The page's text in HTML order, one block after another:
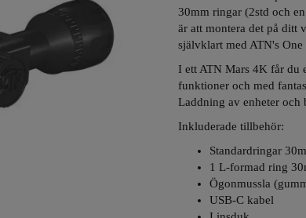
30mm ringar (2std och
är att montera det på ditt
självklart med ATN's
I ett ATN Mars 4K får du
funktioner och med
Laddning av enheter och
Inkluderade tillbehör:
Standardringar
1 L-formad ring
Ögonmussla
USB-C kabel